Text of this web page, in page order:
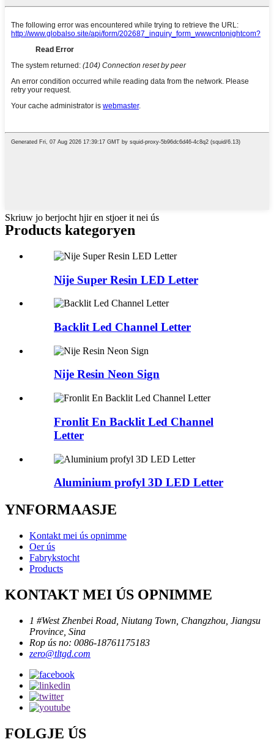
Skriuw jo berjocht hjir en stjoer it nei ús
Products kategoryen
Nije Super Resin LED Letter
Backlit Led Channel Letter
Nije Resin Neon Sign
Fronlit En Backlit Led Channel
Letter
Aluminium profyl 3D LED Letter
YNFORMAASJE
Kontakt mei ús opnimme
Oer ús
Fabrykstocht
Products
KONTAKT MEI ÚS OPNIMME
1 #West Zhenbei Road, Niutang Town, Changzhou, Jiangsu
Province, Sina
Rop ús no: 0086-18761175183
zero@tltgd.com
FOLGJE ÚS